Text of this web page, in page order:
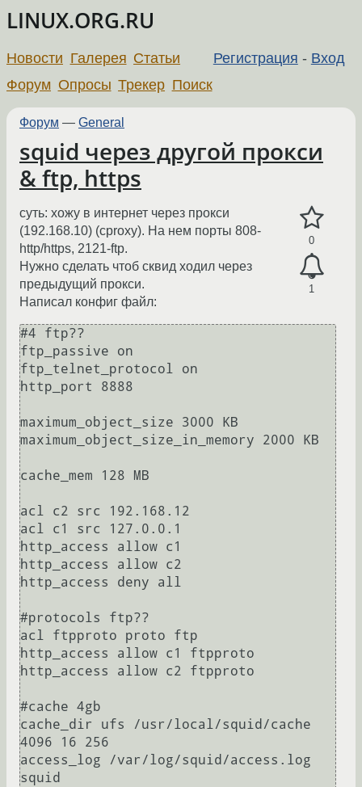
LINUX.ORG.RU
Регистрация - Вход
Новости Галерея Статьи
Форум Опросы Трекер Поиск
Форум — General
squid через другой прокси
& ftp, https
0
1
суть: хожу в интернет через прокси
(192.168.10) (cproxy). На нем порты 808-
http/https, 2121-ftp.
Нужно сделать чтоб сквид ходил через
предыдущий прокси.
Написал конфиг файл:
#4 ftp??
ftp_passive on
ftp_telnet_protocol on
http_port 8888
maximum_object_size 3000 KB
maximum_object_size_in_memory 2000 KB
cache_mem 128 MB
acl c2 src 192.168.12
acl c1 src 127.0.0.1
http_access allow c1
http_access allow c2
http_access deny all
#protocols ftp??
acl ftpproto proto ftp
http_access allow c1 ftpproto
http_access allow c2 ftpproto
#cache 4gb
cache_dir ufs /usr/local/squid/cache
4096 16 256
access_log /var/log/squid/access.log
squid